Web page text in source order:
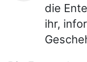
die
ihr,